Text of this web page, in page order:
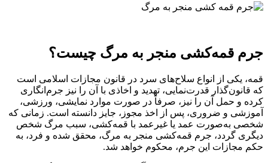
جرم قمه‌کشی منجر به مرگ چیست؟
قمه، یکی از انواع سلاح‌های سرد در قانون مجازات اسلامی است
که قانون‌گذار قدرت‌نمایی، تهدید و اخاذی با آن را نیز جرم‌انگاری
کرده و حمل آن را نیز، صرفاً در صورت موارد نمایشی، ورزشی،
آموزشی و ضروری، پس از اخذ مجوز، جایز دانسته است. زمانی که
شخصی به‌صورت عمد یا غیرعمد با قمه‌کشی، سبب مرگ شخص
دیگری گردد، جرم قمه‌کشی منجر به مرگ، محقق شده و فرد، به‌
حکم مجازات این جرم، محکوم خواهد شد.